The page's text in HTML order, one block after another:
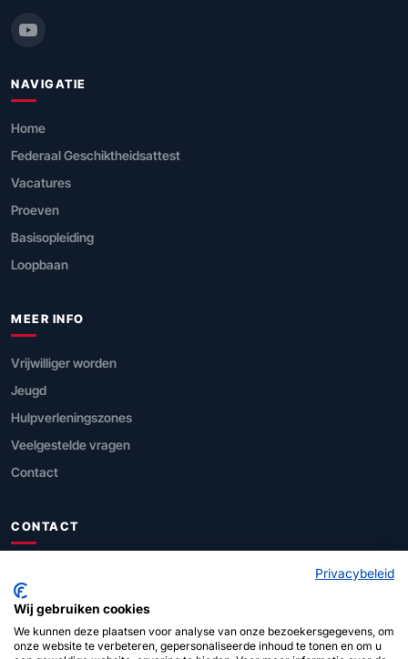
NAVIGATIE
Home
Federaal Geschiktheidsattest
Vacatures
Proeven
Basisopleiding
Loopbaan
MEER INFO
Vrijwilliger worden
Jeugd
Hulpverleningszones
Veelgestelde vragen
Contact
CONTACT
Directie Civiele Veiligheid
Leuvenseweg 1, 1000 Brussel
Privacybeleid
Wij gebruiken cookies
We kunnen deze plaatsen voor analyse van onze bezoekersgegevens, om
onze website te verbeteren, gepersonaliseerde inhoud te tonen en om u